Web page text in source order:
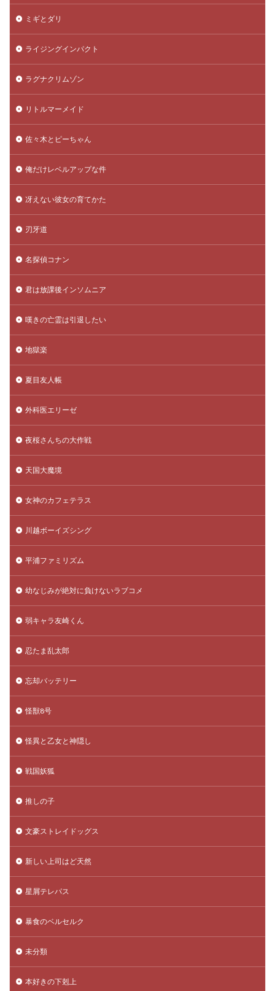
ミギとダリ
ライジングインパクト
ラグナクリムゾン
リトルマーメイド
佐々木とピーちゃん
俺だけレベルアップな件
冴えない彼女の育てかた
刃牙道
名探偵コナン
君は放課後インソムニア
嘆きの亡霊は引退したい
地獄楽
夏目友人帳
外科医エリーゼ
夜桜さんちの大作戦
天国大魔境
女神のカフェテラス
川越ボーイズシング
平浦ファミリズム
幼なじみが絶対に負けないラブコメ
弱キャラ友崎くん
忍たま乱太郎
忘却バッテリー
怪獣8号
怪異と乙女と神隠し
戦国妖狐
推しの子
文豪ストレイドッグス
新しい上司はど天然
星屑テレパス
暴食のベルセルク
未分類
本好きの下剋上